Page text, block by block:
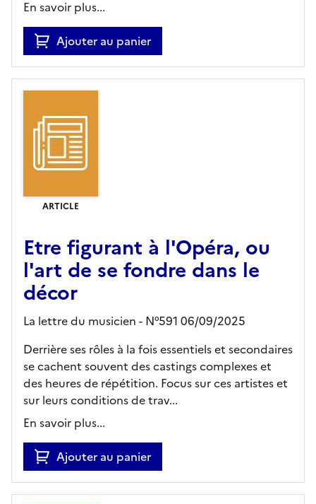
En savoir plus...
Ajouter au panier
ARTICLE
Etre figurant à l'Opéra, ou
l'art de se fondre dans le
décor
La lettre du musicien - N°591 06/09/2025
Derrière ses rôles à la fois essentiels et secondaires
se cachent souvent des castings complexes et
des heures de répétition. Focus sur ces artistes et
sur leurs conditions de trav...
En savoir plus...
Ajouter au panier